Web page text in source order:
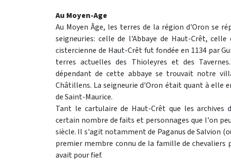
Au Moyen-Age
Au Moyen Âge, les terres de la région d'Oron se
seigneuries: celle de l'Abbaye de Haut-Crêt,
cistercienne de Haut-Crêt fut fondée en 1134 par
terres actuelles des Thioleyres et des
dépendant de cette abbaye se trouvait notre
Châtillens. La seigneurie d'Oron était quant à elle
de Saint-Maurice.
Tant le cartulaire de Haut-Crêt que les archives
certain nombre de faits et personnages que l'on
siècle. Il s'agit notamment de Paganus de Salvion
premier membre connu de la famille de
avait pour fief.